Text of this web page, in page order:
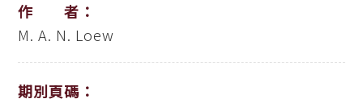
作 者：
M. A. N. Loew
期別頁碼：